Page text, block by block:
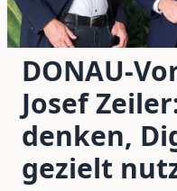
DONAU-
Josef
denken,
gezielt